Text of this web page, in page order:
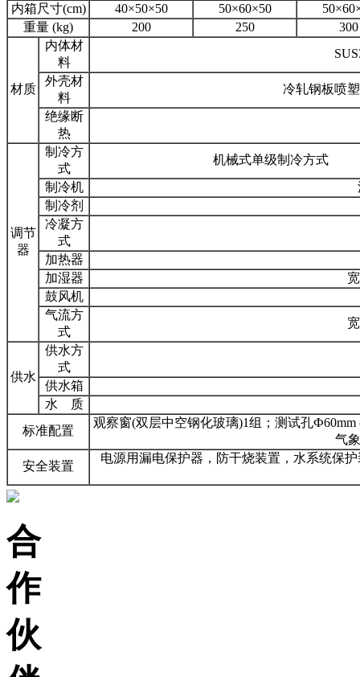
内箱尺寸(cm)
40×50×50 50×60×50
重量 (kg)
200 250 300
材质
内体材
料
外壳材
料
冷轧钢板喷
绝缘断
热
调节
器
制冷方
式
机械式单级制冷方式
制冷机
制冷剂
冷凝方
式
加热器
加湿器
鼓风机
气流方
式
供水
供水方
式
供水箱
水 质
标准配置
观察窗(双层中空钢化玻璃)1组；测试孔
气
安全装置
电源用漏电保护器，防干烧装置，水系统保
合
作
伙